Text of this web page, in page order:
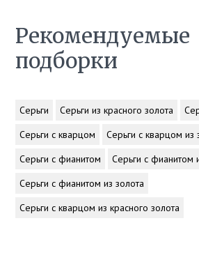
Рекомендуемые
подборки
Серьги Серьги из красного золота
Серьги с кварцом
Серьги с кварцом из
Серьги с фианитом
Серьги с фианитом
Серьги с фианитом из золота
Серьги с кварцом из красного золота